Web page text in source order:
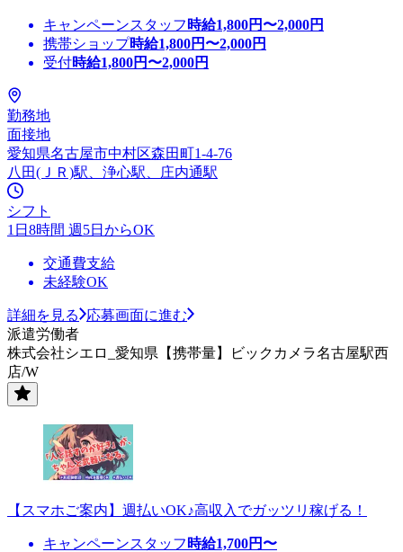
キャンペーンスタッフ 時給1,800円〜2,000円
携帯ショップ時給1,800円〜2,000円
受付時給1,800円〜2,000円
勤務地
面接地
愛知県名古屋市中村区森田町1-4-76
八田(ＪＲ)駅、浄心駅、庄内通駅
シフト
1日8時間 週5日からOK
交通費支給
未経験OK
詳細を見る
応募画面に進む
派遣労働者
株式会社シエロ_愛知県【携帯量】ビックカメラ名古屋駅西
店/W
【スマホご案内】週払いOK♪高収入でガッツリ稼げる！
キャンペーンスタッフ 時給1,700円〜